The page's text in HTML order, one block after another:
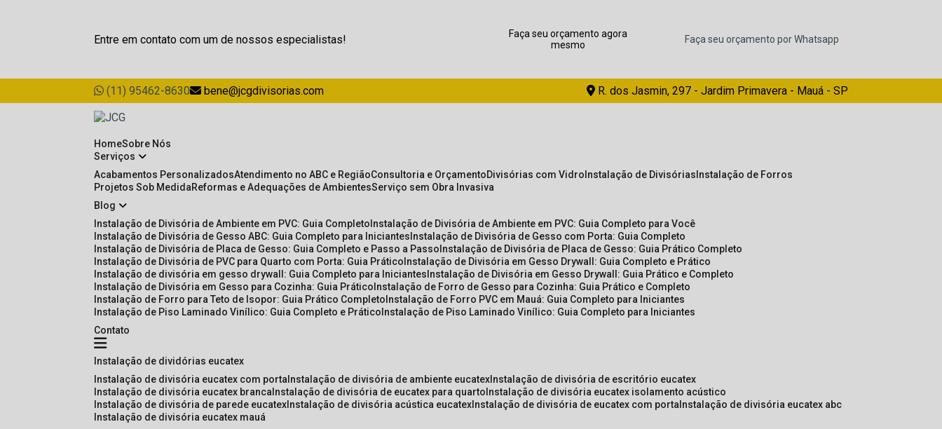
Entre em contato com um de nossos especialistas!
Faça seu orçamento agora
mesmo
Faça seu orçamento por Whatsapp
(11) 95462-8630 bene@jcgdivisorias.com R. dos Jasmin, 297 - Jardim Primavera - Mauá - SP
Home Sobre Nós
Serviços
Acabamentos Personalizados Atendimento no ABC e Região Consultoria e Orçamento Divisórias com Vidro Instalação de Divisórias Instalação de Forros
Projetos Sob Medida
Reformas e Adequações de Ambientes Serviço sem Obra Invasiva
Blog
Instalação de Divisória de Ambiente em PVC: Guia Completo Instalação de Divisória de Ambiente em PVC: Guia Completo para Você
Instalação de Divisória de Gesso ABC: Guia Completo para Iniciantes Instalação de Divisória de Gesso com Porta: Guia Completo
Instalação de Divisória de Placa de Gesso: Guia Completo e Passo a Passo Instalação de Divisória de Placa de Gesso: Guia Prático Completo
Instalação de Divisória de PVC para Quarto com Porta: Guia Prático Instalação de Divisória em Gesso Drywall: Guia Completo e Prático
Instalação de divisória em gesso drywall: Guia Completo para Iniciantes Instalação de Divisória em Gesso Drywall: Guia Prático e Completo
Instalação de Divisória em Gesso para Cozinha: Guia Prático Instalação de Forro de Gesso para Cozinha: Guia Prático e Completo
Instalação de Forro para Teto de Isopor: Guia Prático Completo Instalação de Forro PVC em Mauá: Guia Completo para Iniciantes
Instalação de Piso Laminado Vinílico: Guia Completo e Prático Instalação de Piso Laminado Vinílico: Guia Completo para Iniciantes
Contato
instalação de dividórias eucatex
instalação de divisória eucatex com porta instalação de divisória de ambiente eucatex instalação de divisória de escritório eucatex
instalação de divisória eucatex branca instalação de divisória de eucatex para quarto instalação de divisória eucatex isolamento acústico
instalação de divisória de parede eucatex instalação de divisória acústica eucatex instalação de divisória de eucatex com porta instalação de divisória eucatex abc
instalação de divisória eucatex mauá